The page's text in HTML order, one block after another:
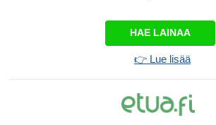
HAE LAINAA
👉 Lue lisää